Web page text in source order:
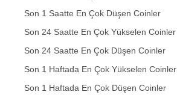
Son 1 Saatte En Çok Düşen Coinler
Son 24 Saatte En Çok Yükselen Coinler
Son 24 Saatte En Çok Düşen Coinler
Son 1 Haftada En Çok Yükselen Coinler
Son 1 Haftada En Çok Düşen Coinler